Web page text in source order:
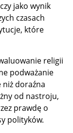
jako wynik
czasach
które
religii
podważanie
niż doraźna
od nastroju,
prawdę o
polityków.